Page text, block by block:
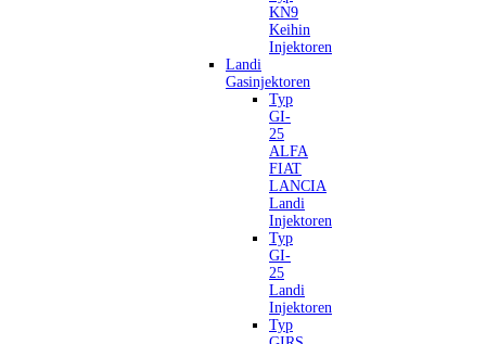
KN9
Keihin
Injektoren
Landi
Gasinjektoren
Typ
GI-
25
ALFA
FIAT
LANCIA
Landi
Injektoren
Typ
GI-
25
Landi
Injektoren
Typ